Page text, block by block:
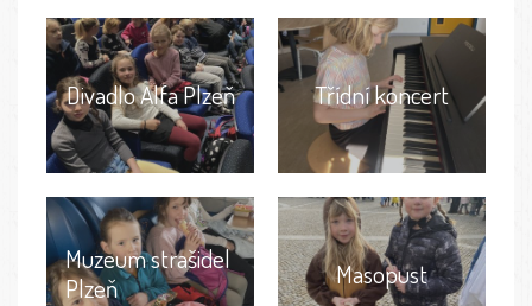
Divadlo Alfa Plzeň Třídní koncert
Muzeum strašidel
Plzeň
Masopust